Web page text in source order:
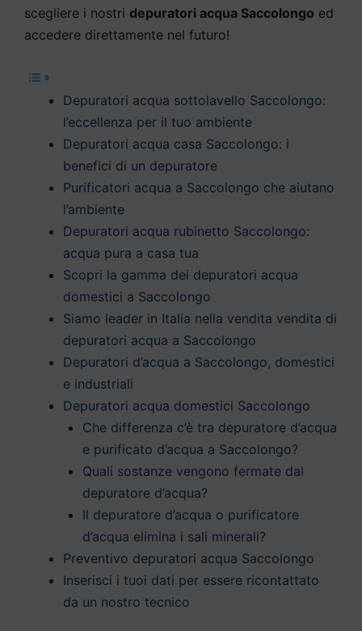
scegliere i nostri depuratori acqua Saccolongo ed
accedere direttamente nel futuro!
Depuratori acqua sottolavello Saccolongo:
l’eccellenza per il tuo ambiente
Depuratori acqua casa Saccolongo: i
benefici di un depuratore
Purificatori acqua a Saccolongo che aiutano
l’ambiente
Depuratori acqua rubinetto Saccolongo:
acqua pura a casa tua
Scopri la gamma dei depuratori acqua
domestici a Saccolongo
Siamo leader in Italia nella vendita vendita di
depuratori acqua a Saccolongo
Depuratori d’acqua a Saccolongo, domestici
e industriali
Depuratori acqua domestici Saccolongo
Che differenza c’è tra depuratore d’acqua
e purificato d’acqua a Saccolongo?
Quali sostanze vengono fermate dal
depuratore d’acqua?
Il depuratore d’acqua o purificatore
d’acqua elimina i sali minerali?
Preventivo depuratori acqua Saccolongo
Inserisci i tuoi dati per essere ricontattato
da un nostro tecnico